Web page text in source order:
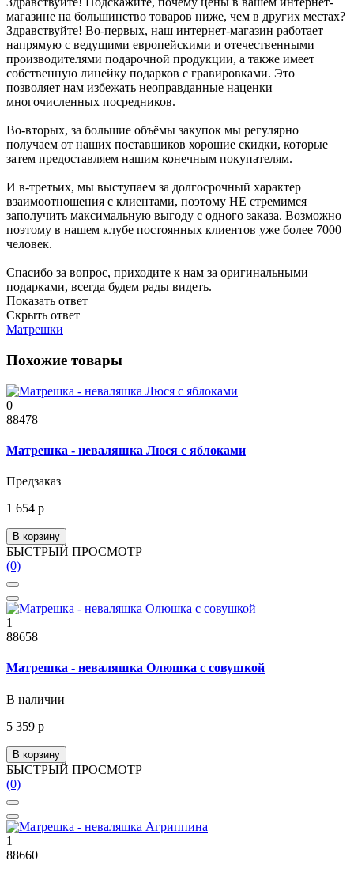
магазине на большинство товаров ниже, чем в других местах?
Здравствуйте! Во-первых, наш интернет-магазин работает
напрямую с ведущими европейскими и отечественными
производителями подарочной продукции, а также имеет
собственную линейку подарков с гравировками. Это
позволяет нам избежать неоправданные наценки
многочисленных посредников.
Во-вторых, за большие объёмы закупок мы регулярно
получаем от наших поставщиков хорошие скидки, которые
затем предоставляем нашим конечным покупателям.
И в-третьих, мы выступаем за долгосрочный характер
взаимоотношения с клиентами, поэтому НЕ стремимся
заполучить максимальную выгоду с одного заказа. Возможно
поэтому в нашем клубе постоянных клиентов уже более 7000
человек.
Спасибо за вопрос, приходите к нам за оригинальными
подарками, всегда будем рады видеть.
Показать ответ
Скрыть ответ
Матрешки
Похожие товары
0
88478
Матрешка - неваляшка Люся с яблоками
Предзаказ
1 654 р
В корзину
БЫСТРЫЙ ПРОСМОТР
(0)
1
88658
Матрешка - неваляшка Олюшка с совушкой
В наличии
5 359 р
В корзину
БЫСТРЫЙ ПРОСМОТР
(0)
1
88660